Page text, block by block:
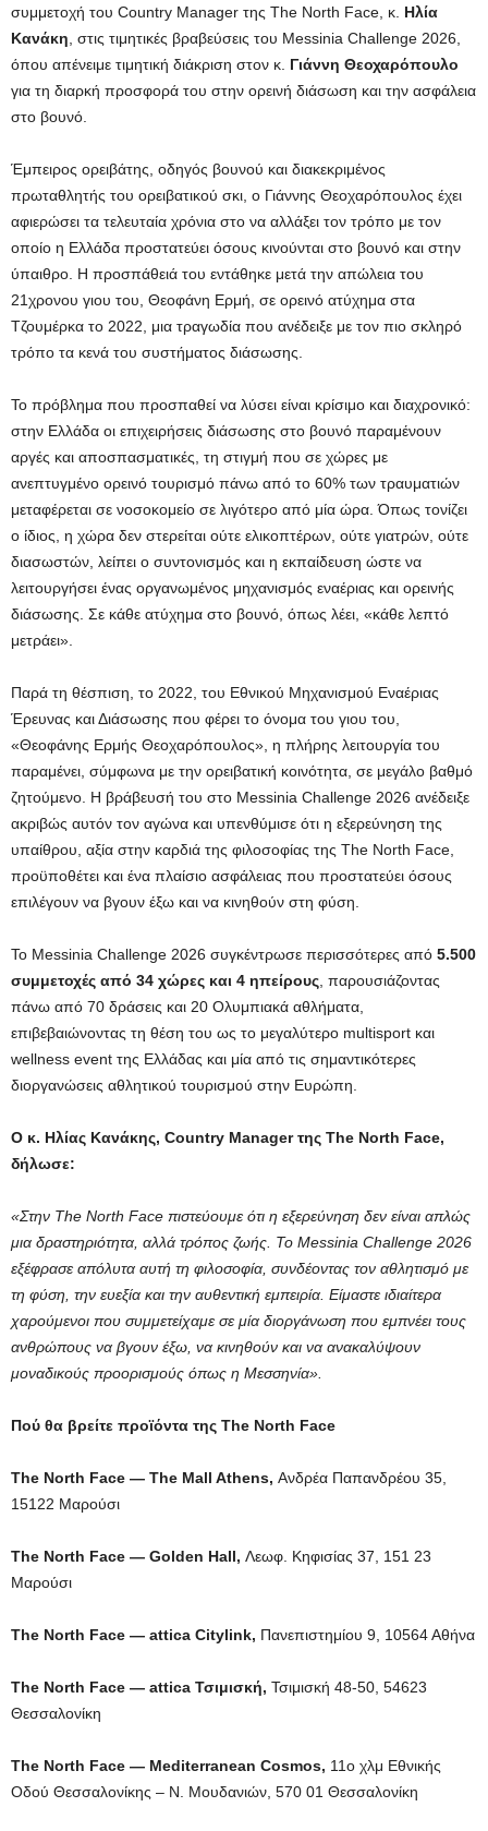
συμμετοχή του Country Manager της The North Face, κ. Ηλία
Κανάκη , στις τιμητικές βραβεύσεις του Messinia Challenge 2026,
όπου απένειμε τιμητική διάκριση στον κ. Γιάννη Θεοχαρόπουλο
για τη διαρκή προσφορά του στην ορεινή διάσωση και την ασφάλεια
στο βουνό.
Έμπειρος ορειβάτης, οδηγός βουνού και διακεκριμένος
πρωταθλητής του ορειβατικού σκι, ο Γιάννης Θεοχαρόπουλος έχει
αφιερώσει τα τελευταία χρόνια στο να αλλάξει τον τρόπο με τον
οποίο η Ελλάδα προστατεύει όσους κινούνται στο βουνό και στην
ύπαιθρο. Η προσπάθειά του εντάθηκε μετά την απώλεια του
21χρονου γιου του, Θεοφάνη Ερμή, σε ορεινό ατύχημα στα
Τζουμέρκα το 2022, μια τραγωδία που ανέδειξε με τον πιο σκληρό
τρόπο τα κενά του συστήματος διάσωσης.
Το πρόβλημα που προσπαθεί να λύσει είναι κρίσιμο και διαχρονικό:
στην Ελλάδα οι επιχειρήσεις διάσωσης στο βουνό παραμένουν
αργές και αποσπασματικές, τη στιγμή που σε χώρες με
ανεπτυγμένο ορεινό τουρισμό πάνω από το 60% των τραυματιών
μεταφέρεται σε νοσοκομείο σε λιγότερο από μία ώρα. Όπως τονίζει
ο ίδιος, η χώρα δεν στερείται ούτε ελικοπτέρων, ούτε γιατρών, ούτε
διασωστών, λείπει ο συντονισμός και η εκπαίδευση ώστε να
λειτουργήσει ένας οργανωμένος μηχανισμός εναέριας και ορεινής
διάσωσης. Σε κάθε ατύχημα στο βουνό, όπως λέει, «κάθε λεπτό
μετράει».
Παρά τη θέσπιση, το 2022, του Εθνικού Μηχανισμού Εναέριας
Έρευνας και Διάσωσης που φέρει το όνομα του γιου του,
«Θεοφάνης Ερμής Θεοχαρόπουλος», η πλήρης λειτουργία του
παραμένει, σύμφωνα με την ορειβατική κοινότητα, σε μεγάλο βαθμό
ζητούμενο. Η βράβευσή του στο Messinia Challenge 2026 ανέδειξε
ακριβώς αυτόν τον αγώνα και υπενθύμισε ότι η εξερεύνηση της
υπαίθρου, αξία στην καρδιά της φιλοσοφίας της The North Face,
προϋποθέτει και ένα πλαίσιο ασφάλειας που προστατεύει όσους
επιλέγουν να βγουν έξω και να κινηθούν στη φύση.
Το Messinia Challenge 2026 συγκέντρωσε περισσότερες από 5.500
συμμετοχές από 34 χώρες και 4 ηπείρους , παρουσιάζοντας
πάνω από 70 δράσεις και 20 Ολυμπιακά αθλήματα,
επιβεβαιώνοντας τη θέση του ως το μεγαλύτερο multisport και
wellness event της Ελλάδας και μία από τις σημαντικότερες
διοργανώσεις αθλητικού τουρισμού στην Ευρώπη.
Ο κ. Ηλίας Κανάκης, Country Manager της The North Face,
δήλωσε:
«Στην The North Face πιστεύουμε ότι η εξερεύνηση δεν είναι απλώς
μια δραστηριότητα, αλλά τρόπος ζωής. Το Messinia Challenge 2026
εξέφρασε απόλυτα αυτή τη φιλοσοφία, συνδέοντας τον αθλητισμό με
τη φύση, την ευεξία και την αυθεντική εμπειρία. Είμαστε ιδιαίτερα
χαρούμενοι που συμμετείχαμε σε μία διοργάνωση που εμπνέει τους
ανθρώπους να βγουν έξω, να κινηθούν και να ανακαλύψουν
μοναδικούς προορισμούς όπως η Μεσσηνία».
Πού θα βρείτε προϊόντα της The North Face
The North Face — The Mall Athens, Ανδρέα Παπανδρέου 35,
15122 Μαρούσι
The North Face — Golden Hall, Λεωφ. Κηφισίας 37, 151 23
Μαρούσι
The North Face — attica Citylink, Πανεπιστημίου 9, 10564 Αθήνα
The North Face — attica Τσιμισκή, Τσιμισκή 48-50, 54623
Θεσσαλονίκη
The North Face — Mediterranean Cosmos, 11ο χλμ Εθνικής
Οδού Θεσσαλονίκης – Ν. Μουδανιών, 570 01 Θεσσαλονίκη